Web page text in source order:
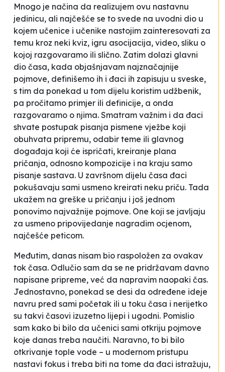
Mnogo je načina da realizujem ovu nastavnu
jedinicu, ali najčešće se to svede na uvodni dio u
kojem učenice i učenike nastojim zainteresovati za
temu kroz neki kviz, igru asocijacija, video, sliku o
kojoj razgovaramo ili slično. Zatim dolazi glavni
dio časa, kada objašnjavam najznačajnije
pojmove, definišemo ih i đaci ih zapisuju u sveske,
s tim da ponekad u tom dijelu koristim udžbenik,
pa pročitamo primjer ili definicije, a onda
razgovaramo o njima. Smatram važnim i da đaci
shvate postupak pisanja pismene vježbe koji
obuhvata pripremu, odabir teme ili glavnog
događaja koji će ispričati, kreiranje plana
pričanja, odnosno kompozicije i na kraju samo
pisanje sastava. U završnom dijelu časa đaci
pokušavaju sami usmeno kreirati neku priču. Tada
ukažem na greške u pričanju i još jednom
ponovimo najvažnije pojmove. One koji se javljaju
za usmeno pripovijedanje nagradim ocjenom,
najčešće peticom.
Međutim, danas nisam bio raspoložen za ovakav
tok časa. Odlučio sam da se ne pridržavam davno
napisane pripreme, već da napravim naopaki čas.
Jednostavno, ponekad se desi da određene ideje
navru pred sami početak ili u toku časa i nerijetko
su takvi časovi izuzetno lijepi i ugodni. Pomislio
sam kako bi bilo da učenici sami otkriju pojmove
koje danas treba naučiti. Naravno, to bi bilo
otkrivanje tople vode – u modernom pristupu
nastavi fokus i treba biti na tome da đaci istražuju,